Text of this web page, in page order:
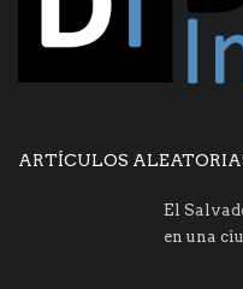
ARTÍCULOS
El
en una